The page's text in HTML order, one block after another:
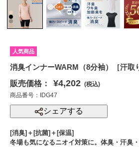
人気商品
消臭インナーWARM（8分袖）［汗取
販売価格：
¥4,202 (税込)
商品番号：IDG47
シェアする
[消臭]＋[抗菌]＋[保温]
冬場も気になるニオイ対策に。体臭・汗臭